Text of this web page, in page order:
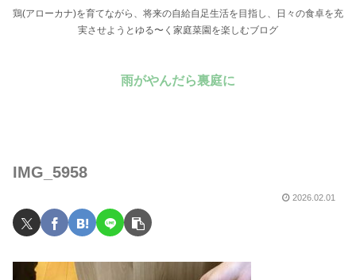
鶏(アローカナ)を育てながら、将来の自給自足生活を目指し、日々の食卓を充
実させようとゆる〜く家庭菜園を楽しむブログ
雨がやんだら裏庭に
IMG_5958
2026.02.01